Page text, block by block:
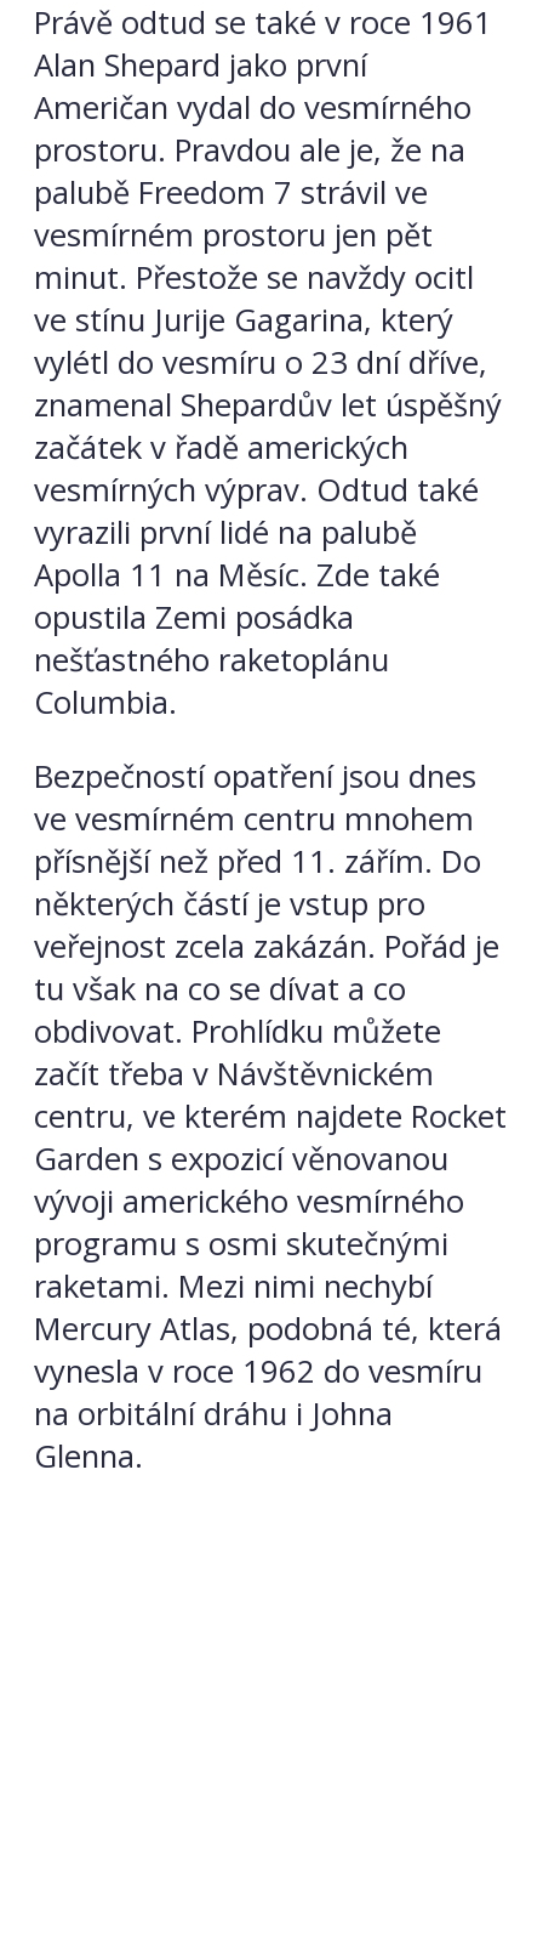
Právě odtud se také v roce 1961
Alan Shepard jako první
Američan vydal do vesmírného
prostoru. Pravdou ale je, že na
palubě Freedom 7 strávil ve
vesmírném prostoru jen pět
minut. Přestože se navždy ocitl
ve stínu Jurije Gagarina, který
vylétl do vesmíru o 23 dní dříve,
znamenal Shepardův let úspěšný
začátek v řadě amerických
vesmírných výprav. Odtud také
vyrazili první lidé na palubě
Apolla 11 na Měsíc. Zde také
opustila Zemi posádka
nešťastného raketoplánu
Columbia.
Bezpečností opatření jsou dnes
ve vesmírném centru mnohem
přísnější než před 11. zářím. Do
některých částí je vstup pro
veřejnost zcela zakázán. Pořád je
tu však na co se dívat a co
obdivovat. Prohlídku můžete
začít třeba v Návštěvnickém
centru, ve kterém najdete Rocket
Garden s expozicí věnovanou
vývoji amerického vesmírného
programu s osmi skutečnými
raketami. Mezi nimi nechybí
Mercury Atlas, podobná té, která
vynesla v roce 1962 do vesmíru
na orbitální dráhu i Johna
Glenna.